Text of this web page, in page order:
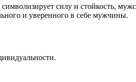
силу и стойкость,
и уверенного в себе мужчины.